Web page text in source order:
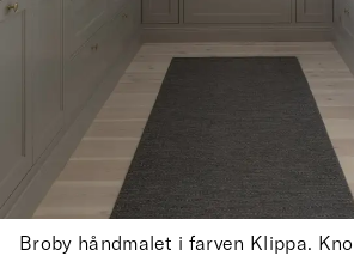
Broby håndmalet i farven Klippa.